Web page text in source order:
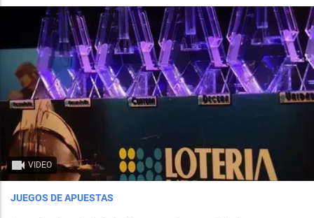
VIDEO
JUEGOS DE APUESTAS